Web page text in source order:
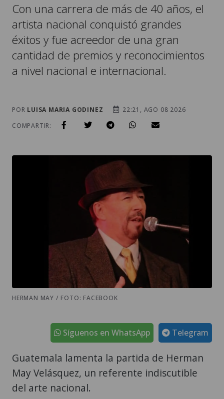
Con una carrera de más de 40 años, el
artista nacional conquistó grandes
éxitos y fue acreedor de una gran
cantidad de premios y reconocimientos
a nivel nacional e internacional.
POR LUISA MARIA GODINEZ
22:21, AGO 08 2026
COMPARTIR:
HERMAN MAY / FOTO: FACEBOOK
Telegram
Síguenos en WhatsApp
Guatemala lamenta la partida de Herman
May Velásquez, un referente indiscutible
del arte nacional.